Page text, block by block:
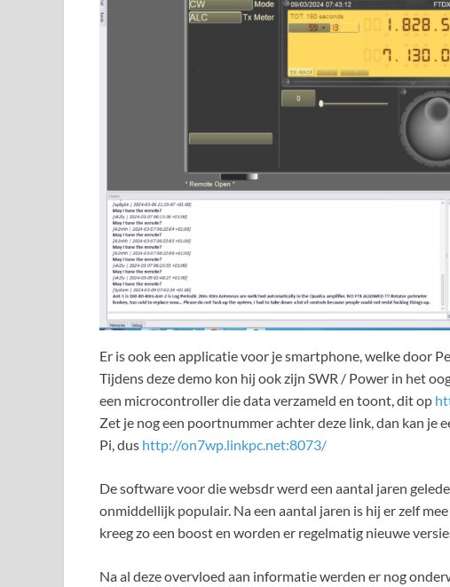
Er is ook een applicatie voor je smartphone, welke door
Tijdens deze demo kon hij ook zijn SWR / Power in het
een microcontroller die data verzameld en toont, dit op
Zet je nog een poortnummer achter deze link, dan kan je
Pi, dus http://on7wp.linkpc.net:8073/
De software voor die websdr werd een aantal jaren
onmiddellijk populair. Na een aantal jaren is hij er zelf
kreeg zo een boost en worden er regelmatig nieuwe
Na al deze overvloed aan informatie werden er nog